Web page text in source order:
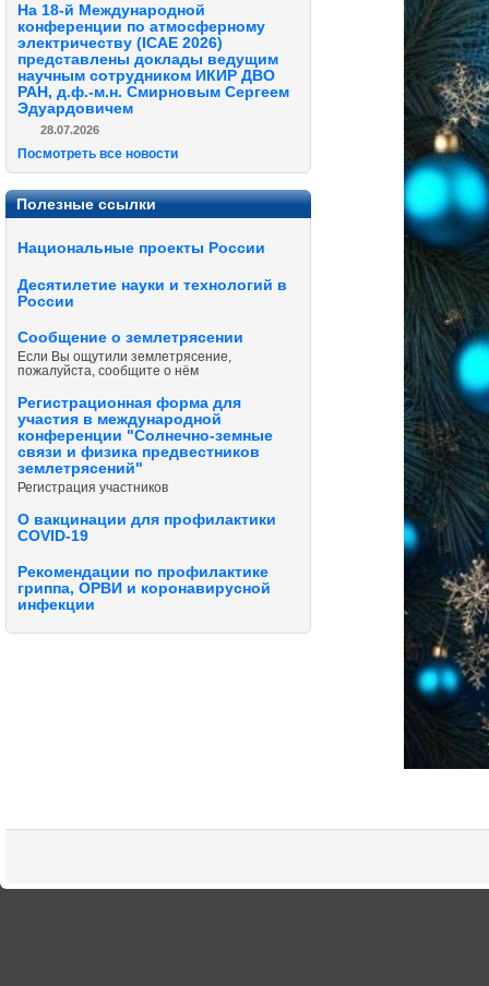
На 18-й Международной
конференции по атмосферному
электричеству (ICAE 2026)
представлены доклады ведущим
научным сотрудником ИКИР ДВО
РАН, д.ф.-м.н. Смирновым Сергеем
Эдуардовичем
28.07.2026
Посмотреть все новости
Полезные ссылки
Национальные проекты России
Десятилетие науки и технологий в
России
Сообщение о землетрясении
Если Вы ощутили землетрясение,
пожалуйста, сообщите о нём
Регистрационная форма для
участия в международной
конференции "Солнечно-земные
связи и физика предвестников
землетрясений"
Регистрация участников
О вакцинации для профилактики
COVID-19
Рекомендации по профилактике
гриппа, ОРВИ и коронавирусной
инфекции